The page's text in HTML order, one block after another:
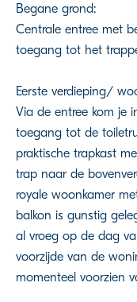
Begane grond:
Centrale entree met
toegang tot het
Eerste verdieping/
Via de entree kom je
toegang tot de
praktische trapkast
trap naar de
royale woonkamer
balkon is gunstig
al vroeg op de dag
voorzijde van de
momenteel voorzien